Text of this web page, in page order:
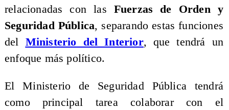
relacionadas con las Fuerzas de Orden y
Seguridad Pública, separando estas funciones
del Ministerio del Interior, que tendrá un
enfoque más político.
El Ministerio de Seguridad Pública tendrá
como principal tarea colaborar con el